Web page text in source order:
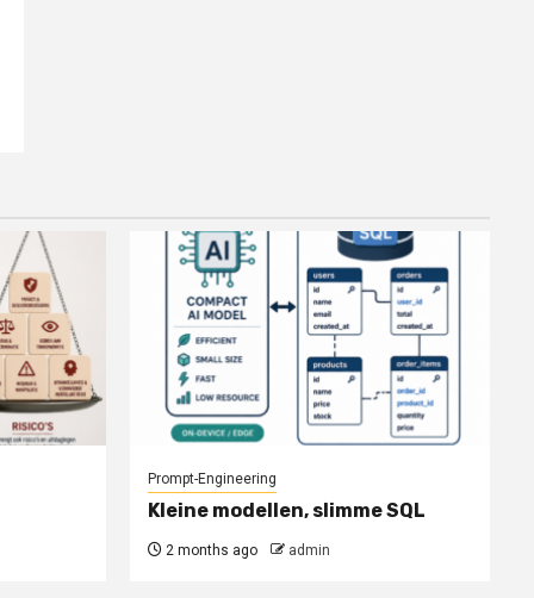
Prompt-Engineering
Kleine modellen, slimme SQL
2 months ago admin